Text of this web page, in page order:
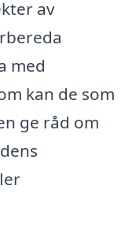
av
med
kan de som
ge råd om